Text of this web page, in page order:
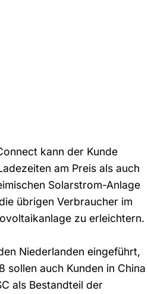
kann der Kunde
am Preis als auch
Solarstrom-Anlage
übrigen Verbraucher im
zu erleichtern.
Niederlanden eingeführt,
sollen auch Kunden in China
als Bestandteil der